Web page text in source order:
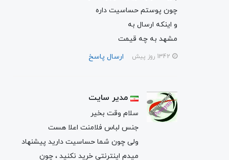
چون پوستم حساسیت داره
و اینکه ارسال به
مشهد به چه قیمت
ارسال پاسخ
مدیر سایت
سلام وقت بخیر
جنس لباس فلامنت اعلا هست
ولی چون شما حساسیت دارید پیشنهاد
میدم اینترنتی خرید نکنید ، چون